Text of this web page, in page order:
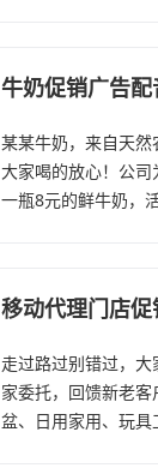
牛奶促销广告配
某某牛奶，来自天
大家喝的放心！公
一瓶8元的鲜牛奶，
移动代理门店
走过路过别错过，
家委托，回馈新老
盆、日用家用、玩